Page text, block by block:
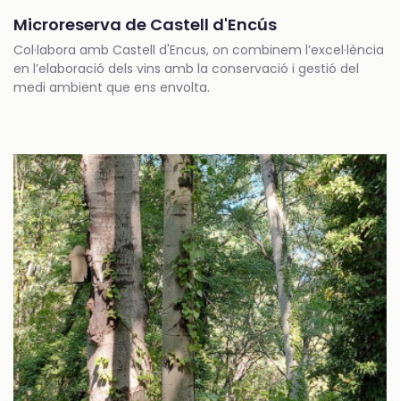
Microreserva de Castell d'Encús
Col·labora amb Castell d'Encus, on combinem l’excel·lència
en l’elaboració dels vins amb la conservació i gestió del
medi ambient que ens envolta.